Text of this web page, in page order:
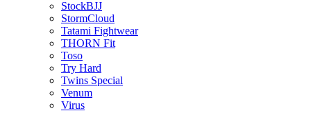
StockBJJ
StormCloud
Tatami Fightwear
THORN Fit
Toso
Try Hard
Twins Special
Venum
Virus